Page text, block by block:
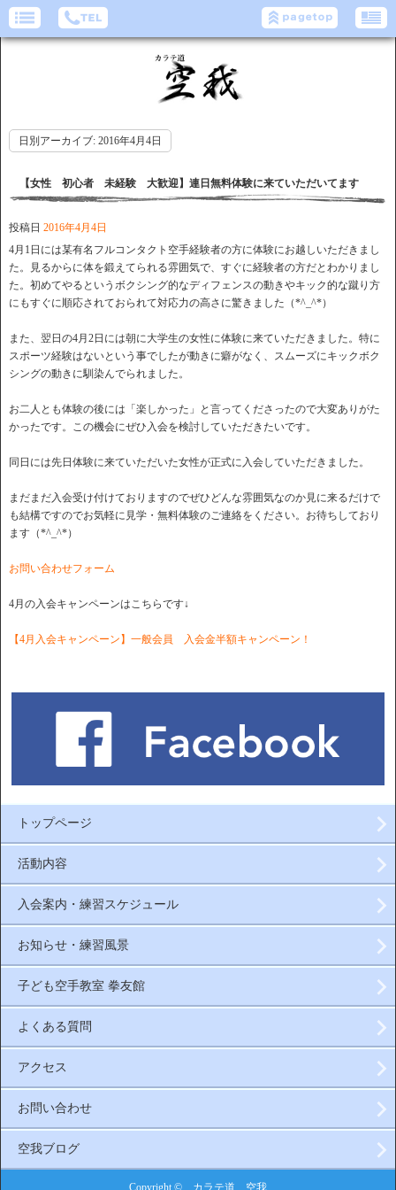
日別アーカイブ: 2016年4月4日
【女性 初心者 未経験 大歓迎】連日無料体験に来ていただいてます
投稿日 2016年4月4日
4月1日には某有名フルコンタクト空手経験者の方に体験にお越しいただきまし
た。見るからに体を鍛えてられる雰囲気で、すぐに経験者の方だとわかりまし
た。初めてやるというボクシング的なディフェンスの動きやキック的な蹴り方
にもすぐに順応されておられて対応力の高さに驚きました（*^_^*）
また、翌日の4月2日には朝に大学生の女性に体験に来ていただきました。特に
スポーツ経験はないという事でしたが動きに癖がなく、スムーズにキックボク
シングの動きに馴染んでられました。
お二人とも体験の後には「楽しかった」と言ってくださったので大変ありがた
かったです。この機会にぜひ入会を検討していただきたいです。
同日には先日体験に来ていただいた女性が正式に入会していただきました。
まだまだ入会受け付けておりますのでぜひどんな雰囲気なのか見に来るだけで
も結構ですのでお気軽に見学・無料体験のご連絡をください。お待ちしており
ます（*^_^*）
お問い合わせフォーム
4月の入会キャンペーンはこちらです↓
【4月入会キャンペーン】一般会員 入会金半額キャンペーン！
トップページ
活動内容
入会案内・練習スケジュール
お知らせ・練習風景
子ども空手教室 拳友館
よくある質問
アクセス
お問い合わせ
空我ブログ